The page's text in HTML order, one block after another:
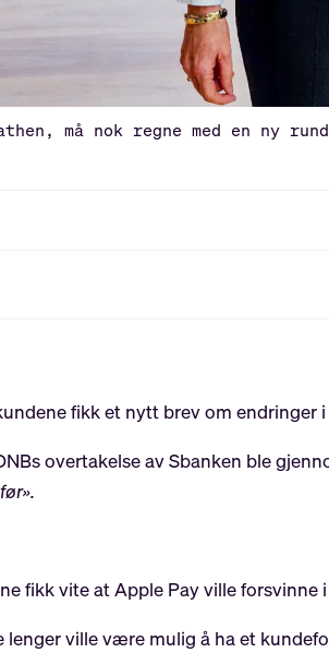
må nok regne med en ny
fikk et nytt brev om endringer
overtakelse av Sbanken ble
fikk vite at Apple Pay ville forsvinne
ville være mulig å ha et